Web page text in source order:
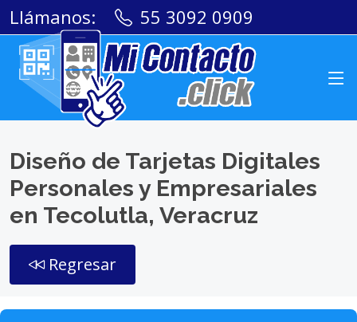
Llámanos: 55 3092 0909
Diseño de Tarjetas Digitales
Personales y Empresariales
en Tecolutla, Veracruz
Regresar